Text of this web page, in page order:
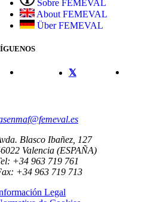
Sobre FEMEVAL
About FEMEVAL
Über FEMEVAL
Blasco Ibañez, 127
Valencia (ESPAÑA)
+34 963 719 761
+34 963 719 713
Legal